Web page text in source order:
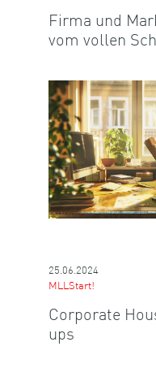
Firma und
vom vollen
25.06.2024
MLLStart!
Corporate
ups